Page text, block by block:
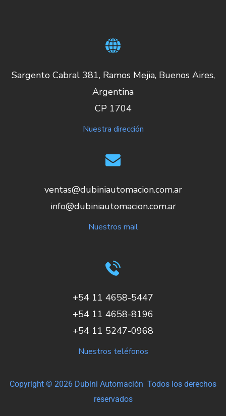
Sargento Cabral 381, Ramos Mejia, Buenos Aires,
Argentina
CP 1704
Nuestra dirección
ventas@dubiniautomacion.com.ar
info@dubiniautomacion.com.ar
Nuestros mail
+54 11 4658-5447
+54 11 4658-8196
+54 11 5247-0968
Nuestros teléfonos
Copyright © 2026 Dubini Automación Todos los derechos
reservados